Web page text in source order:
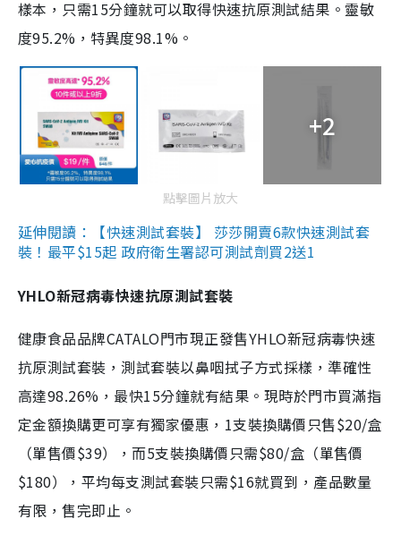
樣本，只需15分鐘就可以取得快速抗原測試結果。靈敏
度95.2%，特異度98.1%。
+2
點擊圖片放大
延伸閱讀：【快速測試套裝】 莎莎開賣6款快速測試套
裝！最平$15起 政府衛生署認可測試劑買2送1
YHLO新冠病毒快速抗原測試套裝
健康食品品牌CATALO門市現正發售YHLO新冠病毒快速
抗原測試套裝，測試套裝以鼻咽拭子方式採樣，準確性
高達98.26%，最快15分鐘就有結果。現時於門市買滿指
定金額換購更可享有獨家優惠，1支裝換購價只售$20/盒
（單售價$39），而5支裝換購價只需$80/盒（單售價
$180），平均每支測試套裝只需$16就買到，產品數量
有限，售完即止。